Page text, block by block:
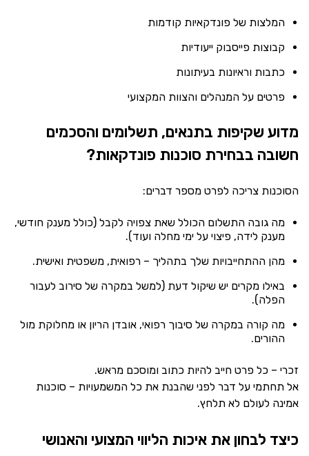
המלצות של פונדקאיות קודמות
קבוצות פייסבוק ייעודיות
כתבות וראיונות בעיתונות
פרטים על המנהלים והצוות המקצועי
מדוע שקיפות בתנאים, תשלומים והסכמים
חשובה בבחירת סוכנות פונדקאות?
הסוכנות צריכה לפרט מספר דברים:
מה גובה התשלום הכולל שאת צפויה לקבל (כולל מענק חודשי,
מענק לידה, פיצוי על ימי מחלה ועוד).
מהן ההתחייבויות שלך בתהליך – רפואית, משפטית ואישית.
באילו מקרים יש שיקול דעת (למשל במקרה של סירוב לעבור
הפלה).
מה קורה במקרה של סיבוך רפואי, אובדן הריון או מחלוקת מול
ההורים.
זכרי – כל פרט חייב להיות כתוב ומוסכם מראש.
אל תחתמי על דבר לפני שהבנת את כל המשמעויות – סוכנות
אמינה לעולם לא תלחץ.
כיצד לבחון את איכות הליווי המצועי והאנושי